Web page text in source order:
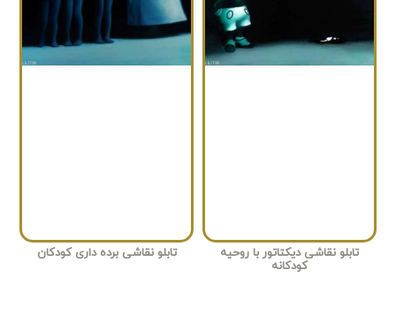
تابلو نقاشی دیکتاتور با روحیه
کودکانه
تابلو نقاشی برده داری کودکان